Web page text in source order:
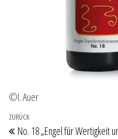
©I. Auer
Beitragsnavigation
Vorheriger Beitrag
ZURÜCK
No. 18 „Engel für Wertigkeit